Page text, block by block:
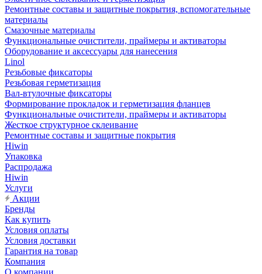
Ремонтные составы и защитные покрытия, вспомогательные
материалы
Смазочные материалы
Функциональные очистители, праймеры и активаторы
Оборудование и аксессуары для нанесения
Linol
Резьбовые фиксаторы
Резьбовая герметизация
Вал-втулочные фиксаторы
Формирование прокладок и герметизация фланцев
Функциональные очистители, праймеры и активаторы
Жесткое структурное склеивание
Ремонтные составы и защитные покрытия
Hiwin
Упаковка
Распродажа
Hiwin
Услуги
Акции
Бренды
Как купить
Условия оплаты
Условия доставки
Гарантия на товар
Компания
О компании